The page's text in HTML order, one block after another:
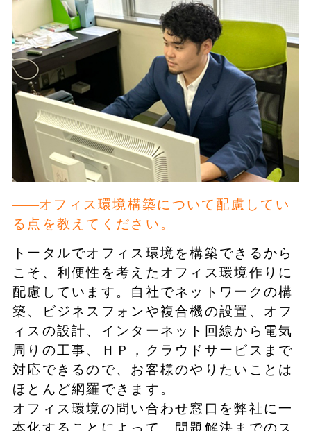
オフィス環境構築について配慮してい
る点を教えてください。
トータルでオフィス環境を構築できるから
こそ、利便性を考えたオフィス環境作りに
配慮しています。自社でネットワークの構
築、ビジネスフォンや複合機の設置、オフ
ィスの設計、インターネット回線から電気
周りの工事、ＨＰ，クラウドサービスまで
対応できるので、お客様のやりたいことは
ほとんど網羅できます。
オフィス環境の問い合わせ窓口を弊社に一
本化することによって、問題解決までのス